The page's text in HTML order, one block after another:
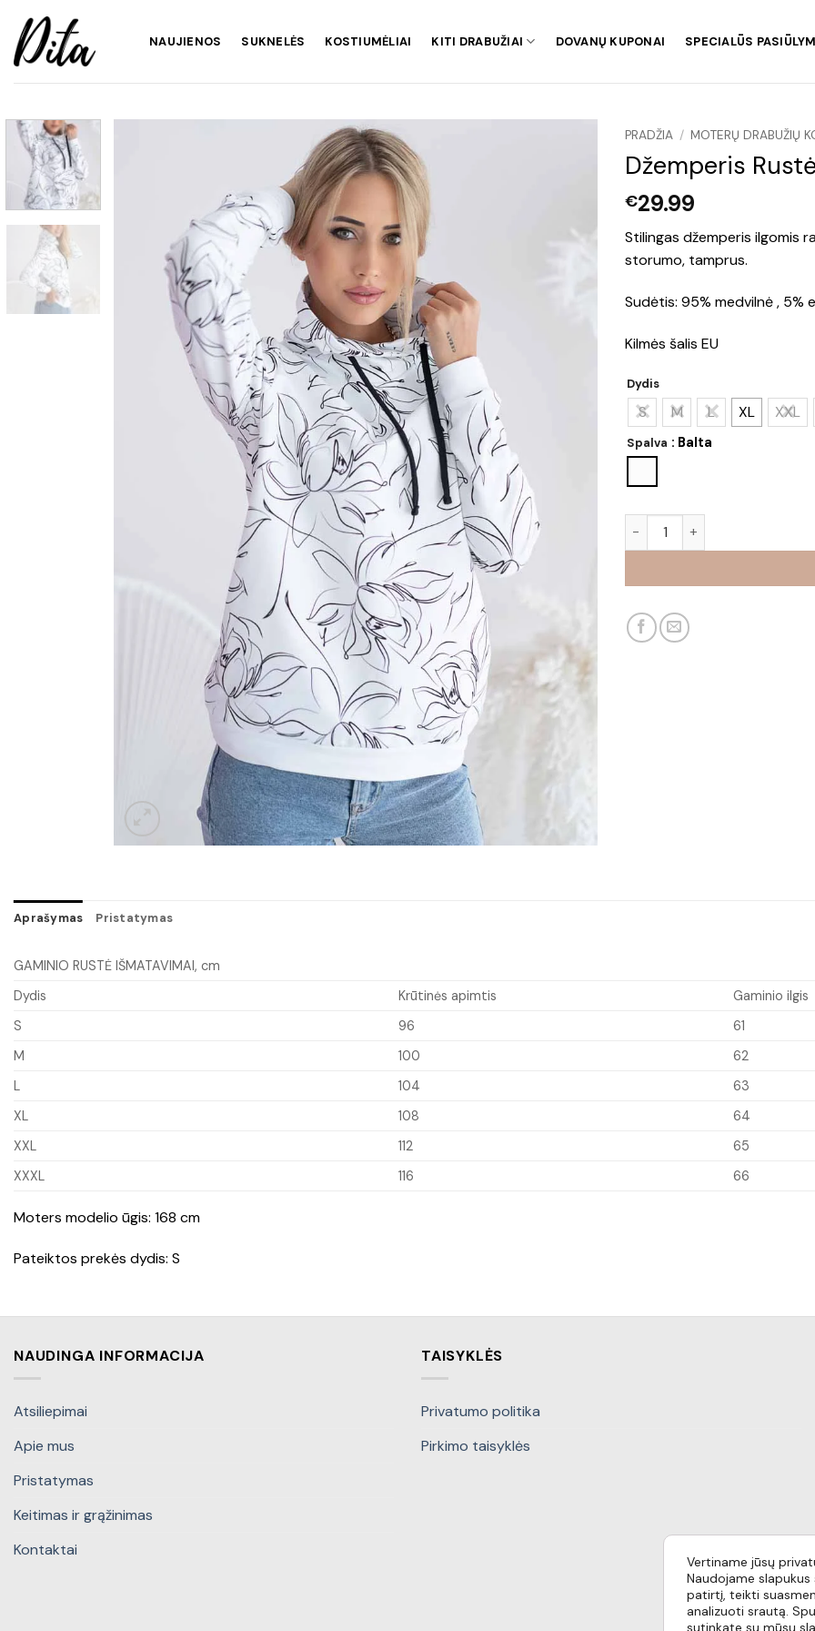
content
NAUJIENOS SUKNELĖS KOSTIUMĖLIAI KITI DRABUŽIAI DOVANŲ KUPONAI SPECIALŪS
PRADŽIA / MOTERŲ DRABUŽIŲ
Džemperis
€29.99
Stilingas džemperis ilgomis
storumo, tamprus.
Sudėtis: 95% medvilnė , 5%
Kilmės šalis EU
Dydis
S M L XL XXL
Spalva : Balta
produkto kiekis: Džemperis
Aprašymas Pristatymas
GAMINIO RUSTĖ IŠMATAVIMAI, cm
Dydis
Krūtinės apimtis
Gaminio ilgis
S
96
61
M
100
62
L
104
63
XL
108
64
XXL
112
65
XXXL
116 66
Moters modelio ūgis: 168 cm
Pateiktos prekės dydis: S
NAUDINGA INFORMACIJA
Atsiliepimai
Apie mus
Pristatymas
Keitimas ir grąžinimas
Kontaktai
TAISYKLĖS
Privatumo politika
Pirkimo taisyklės
Vertiname jūsų
Naudojame
patirtį, teikti
analizuoti srautą.
sutinkate su mūsų